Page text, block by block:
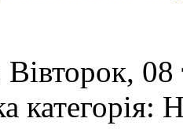
категорія: